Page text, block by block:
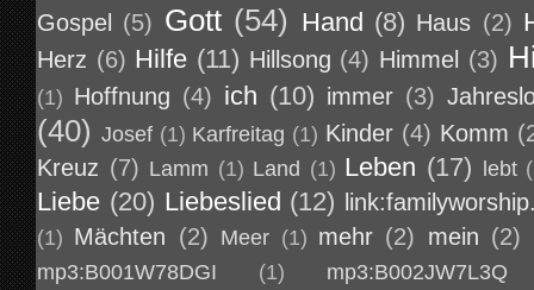
Gospel (5) Gott (54) Hand (8) Haus (2)
Herz (6) Hilfe (11) Hillsong (4) Himmel (3)
(1) Hoffnung (4) ich (10) immer (3)
(40) Josef (1) Karfreitag (1) Kinder (4) Komm
Kreuz (7) Lamm (1) Land (1) Leben (17) lebt
Liebe (20) Liebeslied (12)
(1) Mächten (2) Meer (1) mehr (2) mein (2)
mp3:B001W78DGI (1) mp3:B002JW7L3Q